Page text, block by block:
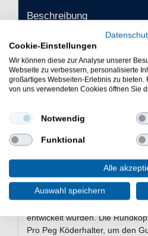
Beschreibung
Produktsicherheit
- 25 Jighaken
Die Savage Gear
Jighaken eignen sich
Fischen mit
Savage Gear Ball Jighead rund
Angelhaken aus dem Hause
entwickelt wurden. Die
Pro Peg Köderhalter, um den
Cookie-Einstellungen
Wir können diese zur Analyse unserer
Webseite zu verbessern, personalisierte
großartiges Webseiten-Erlebnis zu bieten.
von uns verwendeten Cookies öffnen Sie
Notwendig
Funktional
Alle
Auswahl speichern